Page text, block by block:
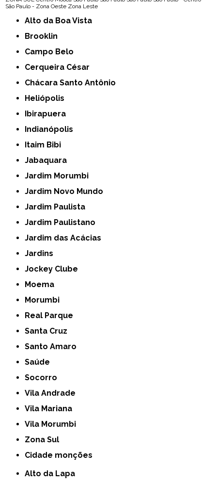
São Paulo - Zona Oeste Zona Leste
Alto da Boa Vista
Brooklin
Campo Belo
Cerqueira César
Chácara Santo Antônio
Heliópolis
Ibirapuera
Indianópolis
Itaim Bibi
Jabaquara
Jardim Morumbi
Jardim Novo Mundo
Jardim Paulista
Jardim Paulistano
Jardim das Acácias
Jardins
Jockey Clube
Moema
Morumbi
Real Parque
Santa Cruz
Santo Amaro
Saúde
Socorro
Vila Andrade
Vila Mariana
Vila Morumbi
Zona Sul
cidade monções
Alto da Lapa